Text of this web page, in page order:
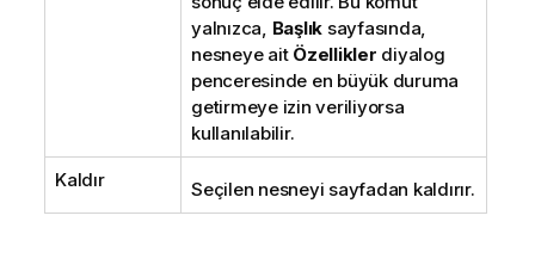
yalnızca, Başlık sayfasında,
nesneye ait Özellikler diyalog
penceresinde en büyük duruma
getirmeye izin veriliyorsa
kullanılabilir.
Kaldır Seçilen nesneyi sayfadan kaldırır.